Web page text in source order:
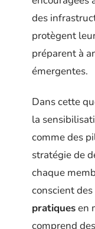
des
protègent
préparent à
émergentes.
Dans cette
la
comme des
stratégie de
chaque
conscient
pratiquesen
comprend